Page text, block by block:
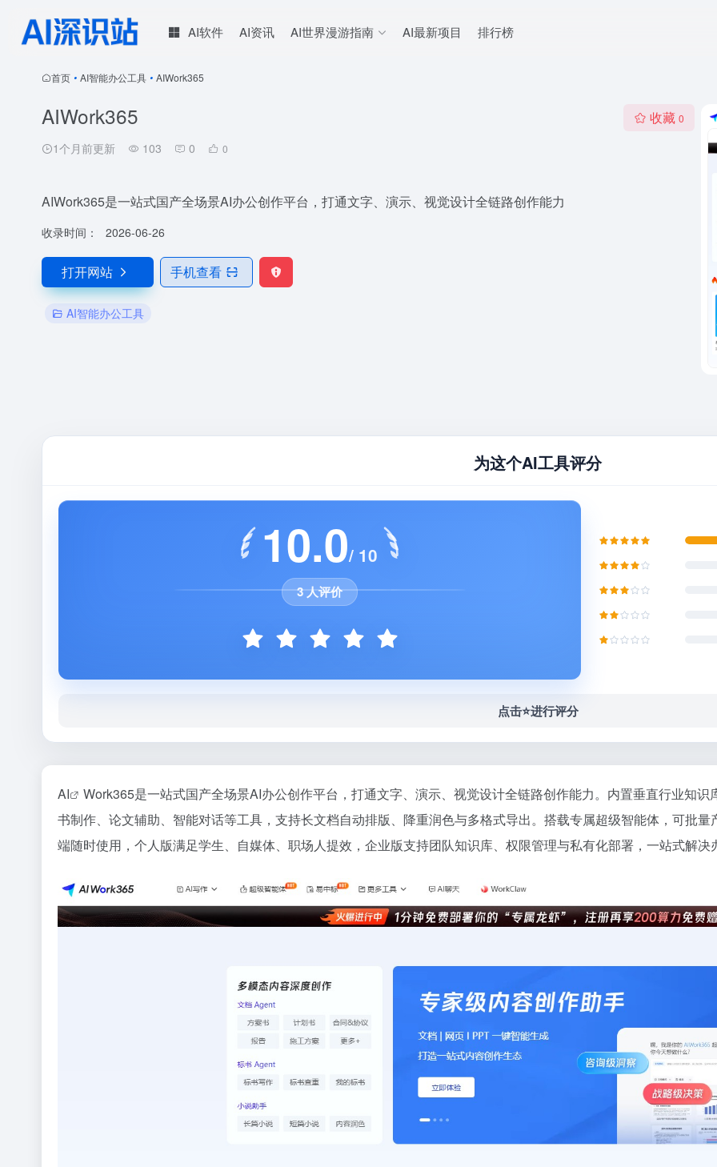
AI软件 AI资讯 AI世界漫游指南 AI最新项目 排行榜
首页 • AI智能办公工具 • AIWork365
AIWork365
1个月前更新 103 0 0
收藏 0
AIWork365是一站式国产全场景AI办公创作平台，打通文字、演示、视觉设计全链路创作能力
收录时间： 2026-06-26
打开网站 手机查看
AI智能办公工具
为这个AI工具评分
10.0/ 10
3 人评价
点击⭐️进行评分
AI
Work365是一站式国产全场景AI办公创作平台，打通文字、演示、视觉设计全链路创作能力。内置垂直行业知
书制作、论文辅助、智能对话等工具，支持长文档自动排版、降重润色与多格式导出。搭载专属超级智能体，可批
端随时使用，个人版满足学生、自媒体、职场人提效，企业版支持团队知识库、权限管理与私有化部署，一站式解决